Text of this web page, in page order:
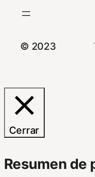
© 2023
Cerrar
Resumen de